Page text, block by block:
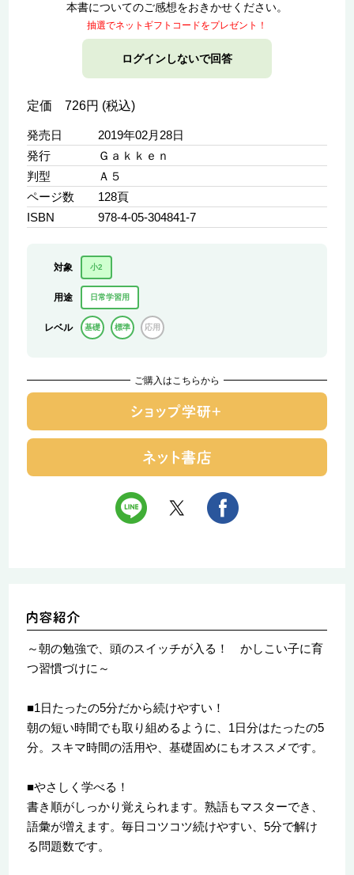
本書についてのご感想をおきかせください。
抽選でネットギフトコードをプレゼント！
ログインしないで回答
定価 726円 (税込)
発売日
2019年02月28日
発行
Ｇａｋｋｅｎ
判型
Ａ５
ページ数
128頁
ISBN
978-4-05-304841-7
対象 小2
用途 日常学習用
レベル 基礎 標準 応用
ご購入はこちらから
～朝の勉強で、頭のスイッチが入る！ かしこい子に育
つ習慣づけに～
■1日たったの5分だから続けやすい！
朝の短い時間でも取り組めるように、1日分はたったの5
分。スキマ時間の活用や、基礎固めにもオススメです。
■やさしく学べる！
書き順がしっかり覚えられます。熟語もマスターでき、
語彙が増えます。毎日コツコツ続けやすい、5分で解け
る問題数です。